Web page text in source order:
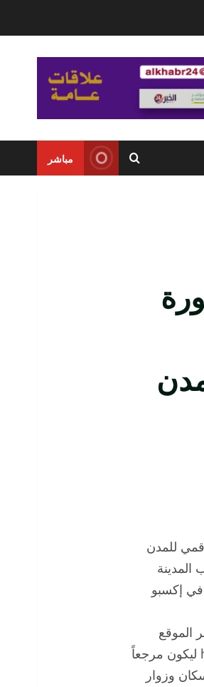
مباشر
للمدن
المدينة
في إكسبو
الموقع
الإلكتروني: https://smartmadinah.city/city-experience-playbook ليكون مرجعاً
وزوار